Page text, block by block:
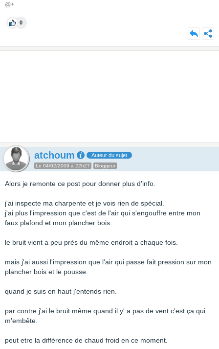
@+
0
atchoum Auteur du sujet
Le 04/02/2009 à 22h27 Bloggeur
Alors je remonte ce post pour donner plus d'info.
j'ai inspecte ma charpente et je vois rien de spécial.
j'ai plus l'impression que c'est de l'air qui s'engouffre entre mon
faux plafond et mon plancher bois.
le bruit vient a peu prés du même endroit a chaque fois.
mais j'ai aussi l'impression que l'air qui passe fait pression sur mon
plancher bois et le pousse.
quand je suis en haut j'entends rien.
par contre j'ai le bruit même quand il y' a pas de vent c'est ça qui
m'embête.
peut etre la différence de chaud froid en ce moment.